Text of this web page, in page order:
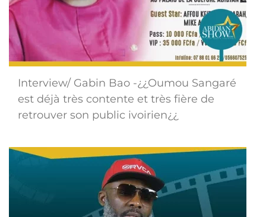
Interview/ Gabin Bao -¿¿Oumou Sangaré
est déjà très contente et très fière de
retrouver son public ivoirien¿¿